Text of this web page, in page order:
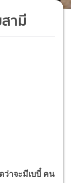
ามี
าจะมีเบบี๋ คน